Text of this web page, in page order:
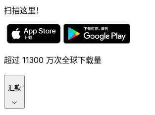
扫描这里！
超过 11300 万次全球下载量
汇款